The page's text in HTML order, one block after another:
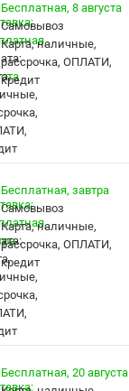
Бесплатная, 8 августа
Самовывоз
карта, наличные,
рассрочка, ОПЛАТИ,
кредит
Бесплатная, завтра
Самовывоз
карта, наличные,
рассрочка, ОПЛАТИ,
кредит
Бесплатная, 20 августа